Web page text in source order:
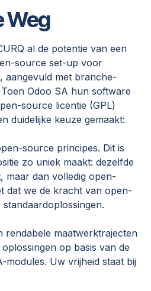
Weg
al de potentie van een
source set-up voor
aangevuld met branche-
Odoo SA hun software
source licentie (GPL)
duidelijke keuze gemaakt:
source principes. Dit is
zo uniek maakt: dezelfde
maar dan volledig open-
dat we de kracht van open-
rendabele maatwerktrajecten
op basis van de
modules. Uw vrijheid staat bij